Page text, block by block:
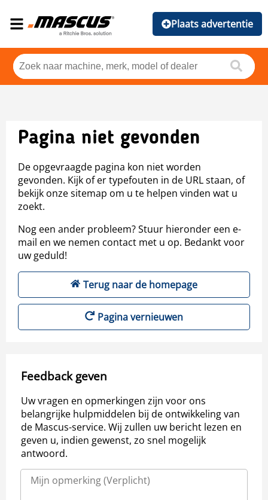
Plaats advertentie
Pagina niet gevonden
De opgevraagde pagina kon niet worden
gevonden. Kijk of er typefouten in de URL staan, of
bekijk onze sitemap om u te helpen vinden wat u
zoekt.
Nog een ander probleem? Stuur hieronder een e-
mail en we nemen contact met u op. Bedankt voor
uw geduld!
Terug naar de homepage
Pagina vernieuwen
Feedback geven
Uw vragen en opmerkingen zijn voor ons
belangrijke hulpmiddelen bij de ontwikkeling van
de Mascus-service. Wij zullen uw bericht lezen en
geven u, indien gewenst, zo snel mogelijk
antwoord.